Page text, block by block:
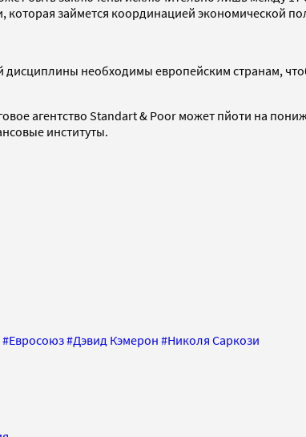
которая займется координацией экономической
дисциплины необходимы европейским странам,
агентство Standart & Poor может пйоти на
институты.
#Евросоюз#Дэвид Кэмерон #Николя Саркози